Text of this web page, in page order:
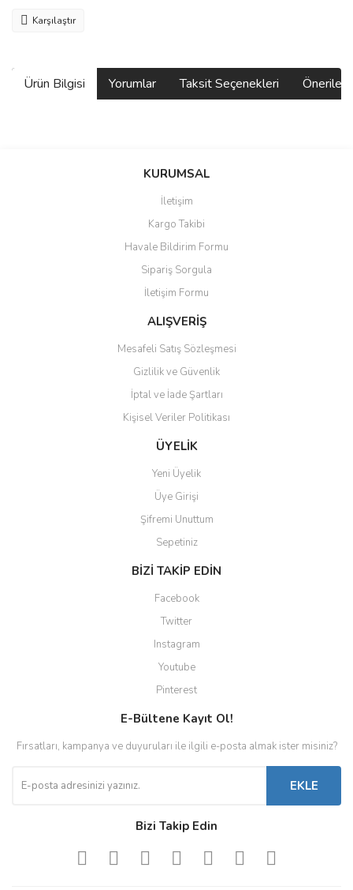
Karşılaştır
Ürün Bilgisi Yorumlar Taksit Seçenekleri
Bu ürüne ilk yorumu siz yapın!
Ürün resmi kalitesiz, bozuk veya görüntülenemiyor.
Ürün açıklamasında eksik bilgiler bulunuyor.
Ürün bilgilerinde hatalar bulunuyor.
Ürün fiyatı diğer sitelerden daha pahalı.
Bu ürüne benzer farklı alternatifler olmalı.
Gönder
KURUMSAL
İletişim
Kargo Takibi
Havale Bildirim Formu
Sipariş Sorgula
İletişim Formu
ALIŞVERİŞ
Mesafeli Satış Sözleşmesi
Gizlilik ve Güvenlik
İptal ve İade Şartları
Kişisel Veriler Politikası
ÜYELİK
Yeni Üyelik
Üye Girişi
Şifremi Unuttum
Sepetiniz
BİZİ TAKİP EDİN
Facebook
Twitter
Instagram
Youtube
Pinterest
E-Bültene Kayıt Ol!
Fırsatları, kampanya ve duyuruları ile ilgili e-posta almak ister misiniz?
EKLE
Bizi Takip Edin